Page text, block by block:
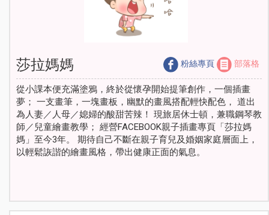
莎拉媽媽 粉絲專頁 部落格
從小課本便充滿塗鴉，終於從懷孕開始提筆創作，一個插畫
夢； 一支畫筆，一塊畫板，幽默的畫風搭配輕快配色， 道出
為人妻／人母／媳婦的酸甜苦辣！ 現旅居休士頓，兼職鋼琴教
師／兒童繪畫教學； 經營FACEBOOK親子插畫專頁「莎拉媽
媽」至今3年。 期待自己不斷在親子育兒及婚姻家庭層面上，
以輕鬆詼諧的繪畫風格，帶出健康正面的氣息。